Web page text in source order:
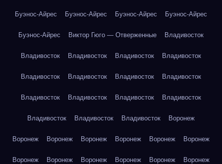
Буэнос-Айрес Буэнос-Айрес Буэнос-Айрес Буэнос-Айрес
Буэнос-Айрес Виктор Гюго — Отверженные Владивосток
Владивосток Владивосток Владивосток Владивосток
Владивосток Владивосток Владивосток Владивосток
Владивосток Владивосток Владивосток Владивосток
Владивосток Владивосток Владивосток Воронеж
Воронеж Воронеж Воронеж Воронеж Воронеж Воронеж
Воронеж Воронеж Воронеж Воронеж Воронеж Воронеж